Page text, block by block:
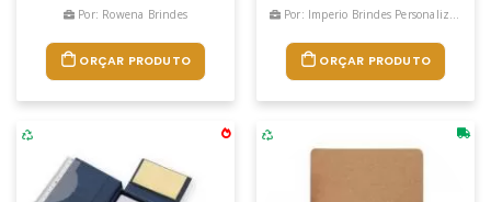
Por: Rowena Brindes
ORÇAR PRODUTO
Por: Imperio Brindes Personalizados
ORÇAR PRODUTO